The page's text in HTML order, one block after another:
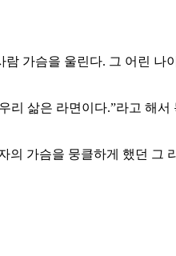
가슴을 울린다. 그 어린 나
리 삶은 라면이다.”라고 해서
의 가슴을 뭉클하게 했던 그